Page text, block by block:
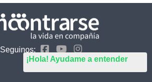
¡Hola! Ayudame a entender
Seguinos: